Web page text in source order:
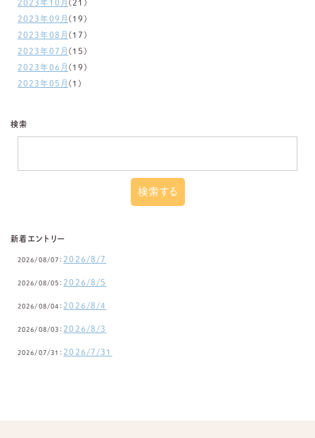
2023年10月 (21)
2023年09月 (19)
2023年08月 (17)
2023年07月 (15)
2023年06月 (19)
2023年05月 (1)
検索
新着エントリー
2026/08/07： 2026/8/7
2026/08/05： 2026/8/5
2026/08/04： 2026/8/4
2026/08/03： 2026/8/3
2026/07/31： 2026/7/31